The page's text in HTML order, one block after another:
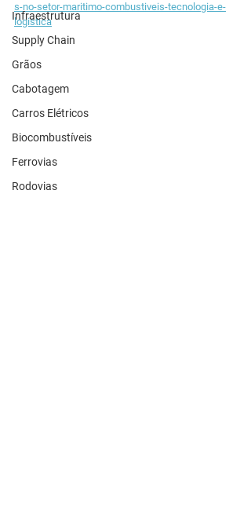
Infraestrutura
Supply Chain
Grãos
Cabotagem
Carros Elétricos
Biocombustíveis
Ferrovias
Rodovias
s-no-setor-maritimo-combustiveis-tecnologia-e-
logistica